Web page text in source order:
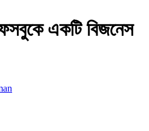
একটি বিজনেস